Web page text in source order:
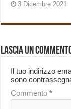
3 Dicembre 2021
Lascia un
Il tuo indirizzo
sono
Commento*